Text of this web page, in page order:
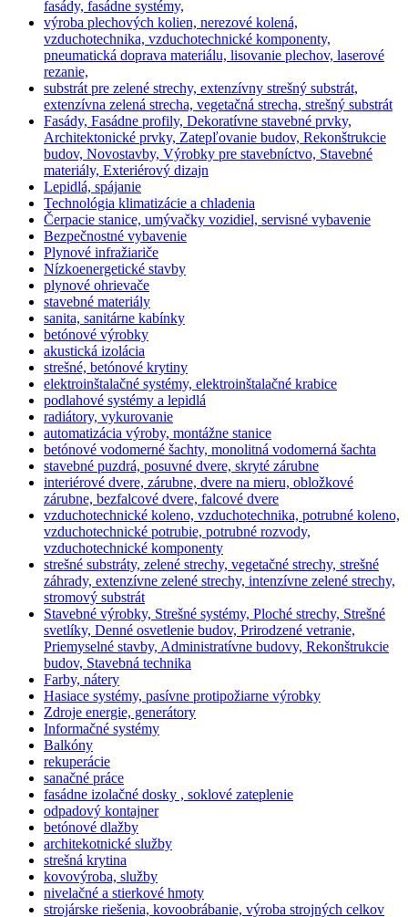
fasády, fasádne systémy,
výroba plechových kolien, nerezové kolená,
vzduchotechnika, vzduchotechnické komponenty,
pneumatická doprava materiálu, lisovanie plechov, laserové
rezanie,
substrát pre zelené strechy, extenzívny strešný substrát,
extenzívna zelená strecha, vegetačná strecha, strešný substrát
Fasády, Fasádne profily, Dekoratívne stavebné prvky,
Architektonické prvky, Zatepľovanie budov, Rekonštrukcie
budov, Novostavby, Výrobky pre stavebníctvo, Stavebné
materiály, Exteriérový dizajn
Lepidlá, spájanie
Technológia klimatizácie a chladenia
Čerpacie stanice, umývačky vozidiel, servisné vybavenie
Bezpečnostné vybavenie
Plynové infražiariče
Nízkoenergetické stavby
plynové ohrievače
stavebné materiály
sanita, sanitárne kabínky
betónové výrobky
akustická izolácia
strešné, betónové krytiny
elektroinštalačné systémy, elektroinštalačné krabice
podlahové systémy a lepidlá
radiátory, vykurovanie
automatizácia výroby, montážne stanice
betónové vodomerné šachty, monolitná vodomerná šachta
stavebné puzdrá, posuvné dvere, skryté zárubne
interiérové dvere, zárubne, dvere na mieru, obložkové
zárubne, bezfalcové dvere, falcové dvere
vzduchotechnické koleno, vzduchotechnika, potrubné koleno,
vzduchotechnické potrubie, potrubné rozvody,
vzduchotechnické komponenty
strešné substráty, zelené strechy, vegetačné strechy, strešné
záhrady, extenzívne zelené strechy, intenzívne zelené strechy,
stromový substrát
Stavebné výrobky, Strešné systémy, Ploché strechy, Strešné
svetlíky, Denné osvetlenie budov, Prirodzené vetranie,
Priemyselné stavby, Administratívne budovy, Rekonštrukcie
budov, Stavebná technika
Farby, nátery
Hasiace systémy, pasívne protipožiarne výrobky
Zdroje energie, generátory
Informačné systémy
Balkóny
rekuperácie
sanačné práce
fasádne izolačné dosky , soklové zateplenie
odpadový kontajner
betónové dlažby
architekotnické služby
strešná krytina
kovovýroba, služby
nivelačné a stierkové hmoty
strojárske riešenia, kovoobrábanie, výroba strojných celkov